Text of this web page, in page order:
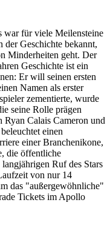
für viele Meilensteine
der Geschichte bekannt,
Minderheiten geht. Der
Geschichte ist ein
Er will seinen ersten
Namen als erster
zementierte, wurde
seine Rolle prägen
Ryan Calais Cameron und
einen
einer Branchenikone,
die öffentliche
Ruf des Stars
von nur 14
das "außergewöhnliche"
Tickets im Apollo